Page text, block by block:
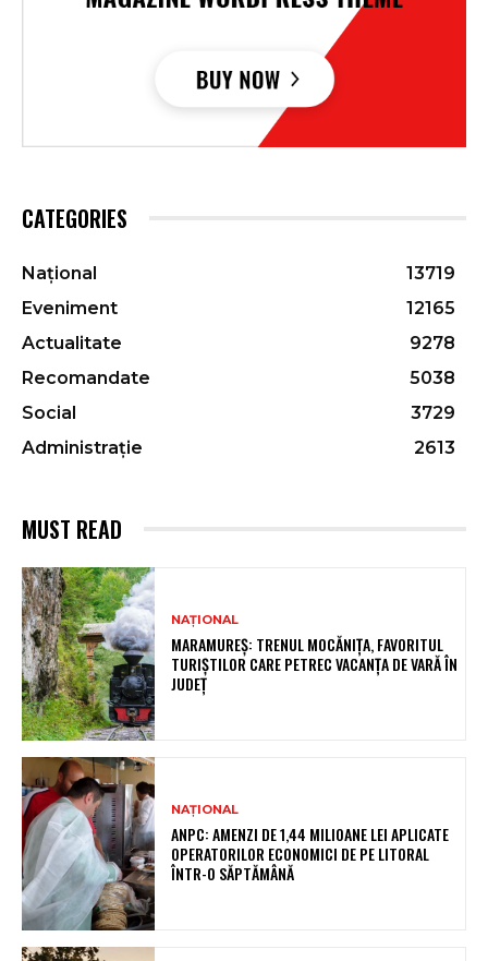
CATEGORIES
Național
13719
Eveniment
12165
Actualitate
9278
Recomandate
5038
Social
3729
Administrație
2613
MUST READ
NAȚIONAL
MARAMUREȘ: TRENUL MOCĂNIȚA, FAVORITUL
TURIȘTILOR CARE PETREC VACANȚA DE VARĂ ÎN
JUDEȚ
NAȚIONAL
ANPC: AMENZI DE 1,44 MILIOANE LEI APLICATE
OPERATORILOR ECONOMICI DE PE LITORAL
ÎNTR-O SĂPTĂMÂNĂ